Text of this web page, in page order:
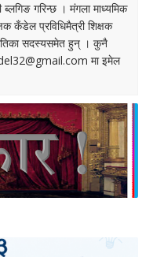
ब्लगिङ गरिन्छ । मंगला माध्यमिक
कँडेल प्रविधिमैत्री शिक्षक
सदस्यसमेत हुन् । कुनै
मा इमेल